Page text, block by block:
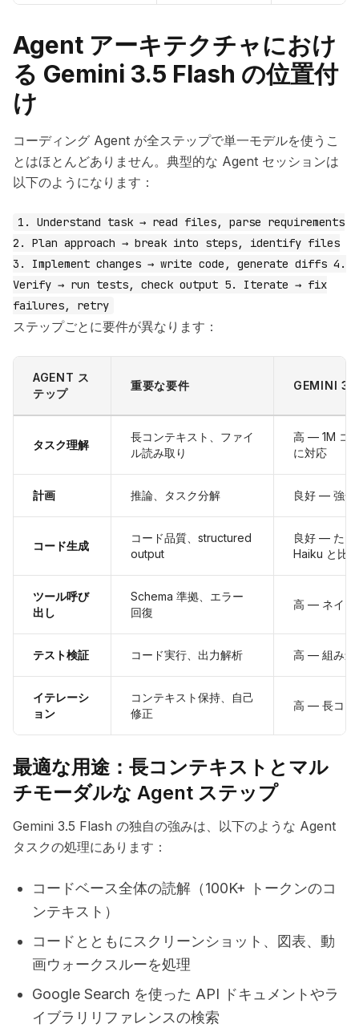
Agent アーキテクチャにおけ
る Gemini 3.5 Flash の位置付
け
コーディング Agent が全ステップで単一モデルを使うこ
とはほとんどありません。典型的な Agent セッションは
以下のようになります：
1. Understand task → read files, parse requirements
2. Plan approach → break into steps, identify files
3. Implement changes → write code, generate diffs 4.
Verify → run tests, check output 5. Iterate → fix
failures, retry
ステップごとに要件が異なります：
AGENT ス
テップ
重要な要件 GEMINI
タスク理解
長コンテキスト、ファイ
ル読み取り
高 — 1M コ
に対応
計画 推論、タスク分解 良好 — 強化
コード生成
コード品質、structured
output
良好 — ただ
Haiku と比
ツール呼び
出し
Schema 準拠、エラー
回復
高 — ネイテ
テスト検証 コード実行、出力解析 高 — 組み込
イテレーシ
ョン
コンテキスト保持、自己
修正
高 — 長コン
最適な用途：長コンテキストとマル
チモーダルな Agent ステップ
Gemini 3.5 Flash の独自の強みは、以下のような Agent
タスクの処理にあります：
コードベース全体の読解（100K+ トークンのコ
ンテキスト）
コードとともにスクリーンショット、図表、動
画ウォークスルーを処理
Google Search を使った API ドキュメントやラ
イブラリリファレンスの検索